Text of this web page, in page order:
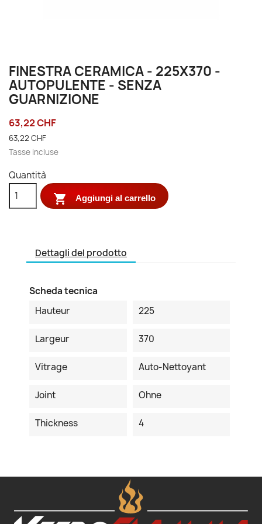
FINESTRA CERAMICA - 225X370 -
AUTOPULENTE - SENZA
GUARNIZIONE
63,22 CHF
63,22 CHF
Tasse incluse
Quantità
 Aggiungi al carrello
Dettagli del prodotto
Scheda tecnica
Hauteur
225
Largeur 370
Vitrage Auto-Nettoyant
Joint Ohne
Thickness 4